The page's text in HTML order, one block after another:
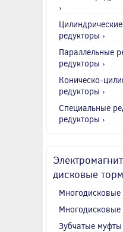
›
редукторы ›
Параллельные
редукторы ›
Коническо-
редукторы ›
Специальные
редукторы ›
дисковые
Многодисковые
Многодисковые
Зубчатые муфты